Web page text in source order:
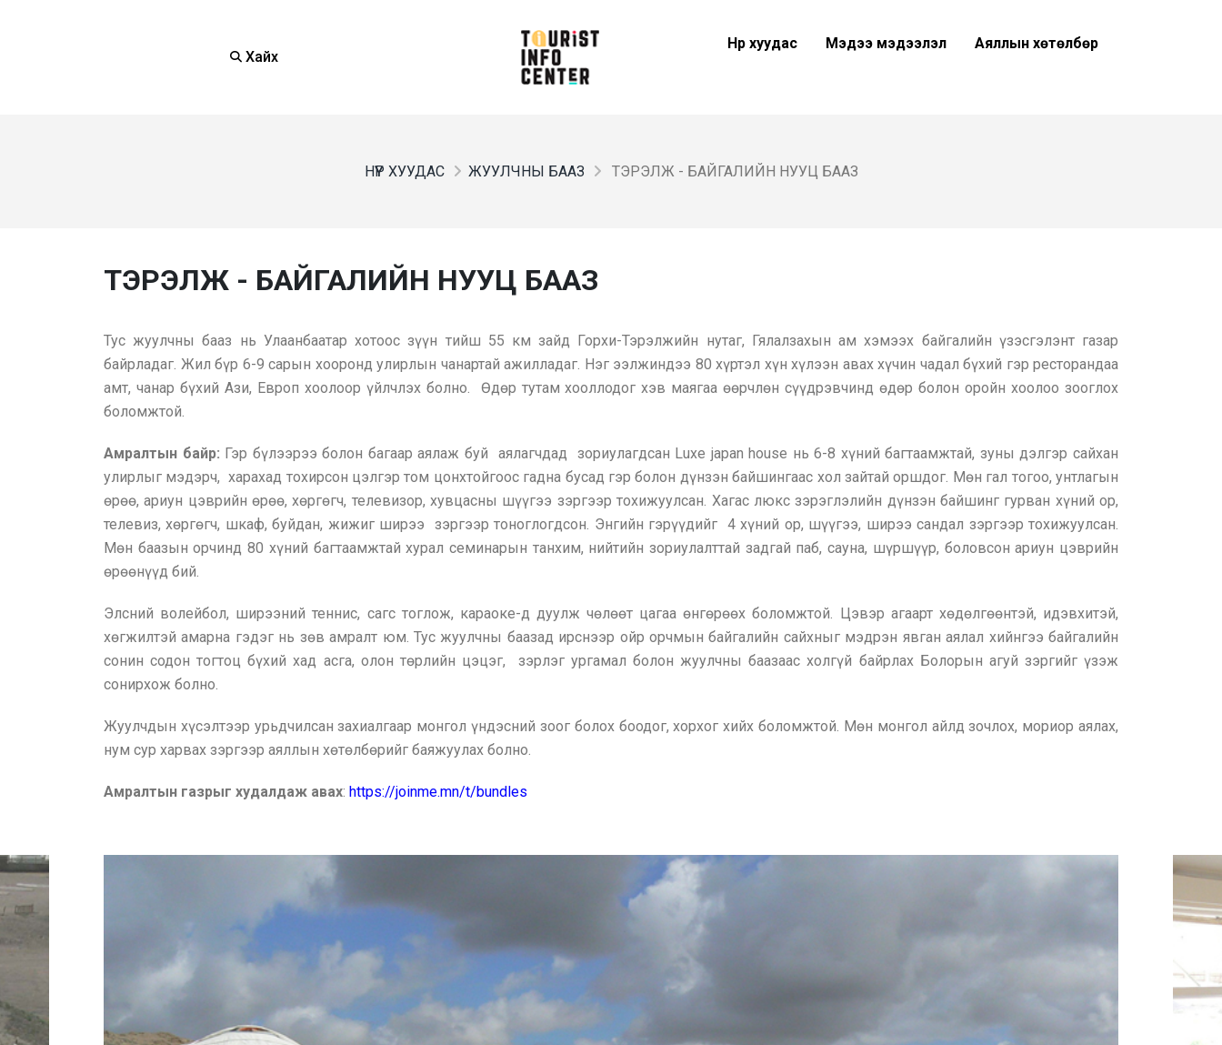
Хайх
Нүүр хуудас Мэдээ мэдээлэл Аяллын хөтөлбөр
НҮҮР ХУУДАС ЖУУЛЧНЫ БААЗ ТЭРЭЛЖ - БАЙГАЛИЙН НУУЦ БААЗ
ТЭРЭЛЖ - БАЙГАЛИЙН НУУЦ БААЗ
Тус жуулчны бааз нь Улаанбаатар хотоос зүүн тийш 55 км зайд Горхи-Тэрэлжийн нутаг, Гялалзахын ам хэмээх байгалийн үзэсгэлэнт газар
байрладаг. Жил бүр 6-9 сарын хооронд улирлын чанартай ажилладаг. Нэг ээлжиндээ 80 хүртэл хүн хүлээн авах хүчин чадал бүхий гэр ресторандаа
амт, чанар бүхий Ази, Европ хоолоор үйлчлэх болно. Өдөр тутам хооллодог хэв маягаа өөрчлөн сүүдрэвчинд өдөр болон оройн хоолоо зооглох
боломжтой.
Амралтын байр: Гэр бүлээрээ болон багаар аялаж буй аялагчдад зориулагдсан Luxe japan house нь 6-8 хүний багтаамжтай, зуны дэлгэр сайхан
улирлыг мэдэрч, харахад тохирсон цэлгэр том цонхтойгоос гадна бусад гэр болон дүнзэн байшингаас хол зайтай оршдог. Мөн гал тогоо, унтлагын
өрөө, ариун цэврийн өрөө, хөргөгч, телевизор, хувцасны шүүгээ зэргээр тохижуулсан. Хагас люкс зэрэглэлийн дүнзэн байшинг гурван хүний ор,
телевиз, хөргөгч, шкаф, буйдан, жижиг ширээ зэргээр тоноглогдсон. Энгийн гэрүүдийг 4 хүний ор, шүүгээ, ширээ сандал зэргээр тохижуулсан.
Мөн баазын орчинд 80 хүний багтаамжтай хурал семинарын танхим, нийтийн зориулалттай задгай паб, сауна, шүршүүр, боловсон ариун цэврийн
өрөөнүүд бий.
Элсний волейбол, ширээний теннис, сагс тоглож, караоке-д дуулж чөлөөт цагаа өнгөрөөх боломжтой. Цэвэр агаарт хөдөлгөөнтэй, идэвхитэй,
хөгжилтэй амарна гэдэг нь зөв амралт юм. Тус жуулчны баазад ирснээр ойр орчмын байгалийн сайхныг мэдрэн явган аялал хийнгээ байгалийн
сонин содон тогтоц бүхий хад асга, олон төрлийн цэцэг, зэрлэг ургамал болон жуулчны баазаас холгүй байрлах Болорын агуй зэргийг үзэж
сонирхож болно.
Жуулчдын хүсэлтээр урьдчилсан захиалгаар монгол үндэсний зоог болох боодог, хорхог хийх боломжтой. Мөн монгол айлд зочлох, мориор аялах,
нум сур харвах зэргээр аяллын хөтөлбөрийг баяжуулах болно.
Амралтын газрыг худалдаж авах: https://joinme.mn/t/bundles